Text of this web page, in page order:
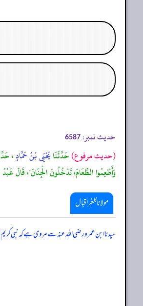
حدیث نمبر: 6587
(حديث مرفوع)حَدَّثَنَايَحْيَى بْنُ حَمَّادٍ،
وَأَطْعِمُوا الطَّعَامَ، تَدْخُلُونَ الْجِنَانَ"، قَالَ
مولانا ظفر اقبال
سیدنا ابن عمرو رضی اللہ عنہ سے مروی ہے کہ نبی کریم